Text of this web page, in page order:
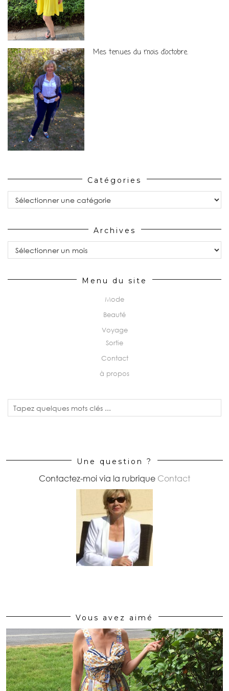
Mes tenues du mois d’octobre.
Catégories
Catégories
Archives
Archives
Menu du site
Mode
Beauté
Voyage
Sortie
Contact
à propos
Une question ?
Contactez-moi via la rubrique Contact
Vous avez aimé